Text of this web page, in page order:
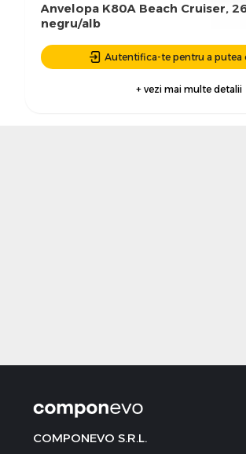
Anvelopa K80A Beach Cruiser, 26
negru/alb
Autentifica-te pentru a putea
+ vezi mai multe detalii
COMPONEVO S.R.L.